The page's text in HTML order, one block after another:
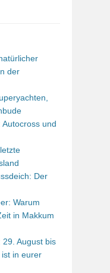
der
und
Der
Warum
in Makkum
August bis
in eurer